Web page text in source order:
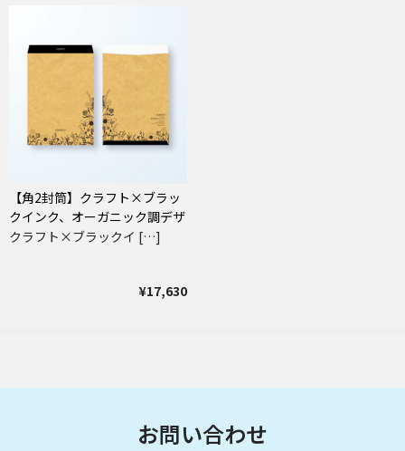
【角2封筒】クラフト×ブラッ
クインク、オーガニック調デザ
イン封筒
クラフト×ブラックイ […]
¥17,630
お問い合わせ